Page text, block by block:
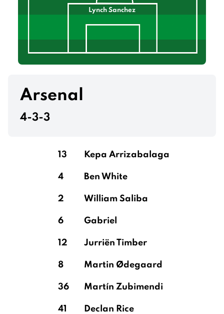
Lynch Sanchez
Arsenal
4-3-3
13 Kepa Arrizabalaga
4 Ben White
2 William Saliba
6 Gabriel
12 Jurriën Timber
8 Martin Ødegaard
36 Martín Zubimendi
41 Declan Rice